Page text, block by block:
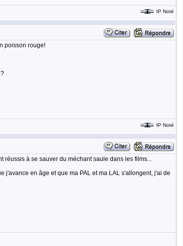
IP Noté
poisson rouge!
IP Noté
réussis à se sauver du méchant saule dans les films...
j'avance en âge et que ma PAL et ma LAL s'allongent, j'ai de